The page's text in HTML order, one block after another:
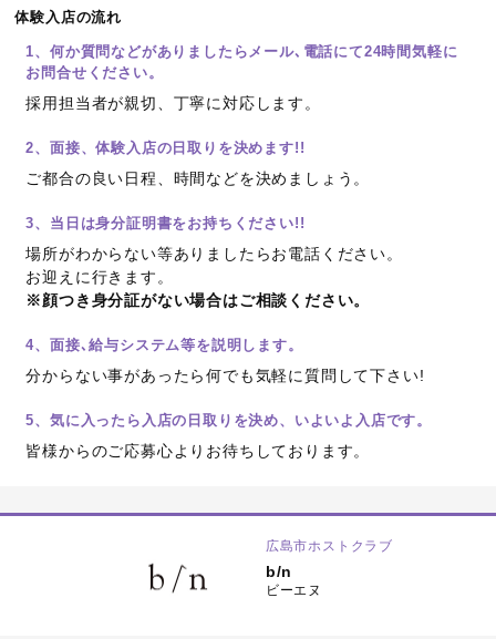
体験入店の流れ
1、何か質問などがありましたらメール､電話にて24時間気軽に
お問合せください。
採用担当者が親切、丁寧に対応します。
2、面接、体験入店の日取りを決めます!!
ご都合の良い日程、時間などを決めましょう。
3、当日は身分証明書をお持ちください!!
場所がわからない等ありましたらお電話ください。
お迎えに行きます。
※顔つき身分証がない場合はご相談ください。
4、面接､給与システム等を説明します。
分からない事があったら何でも気軽に質問して下さい!
5、気に入ったら入店の日取りを決め、いよいよ入店です。
皆様からのご応募心よりお待ちしております。
広島市ホストクラブ
b/n
ビーエヌ